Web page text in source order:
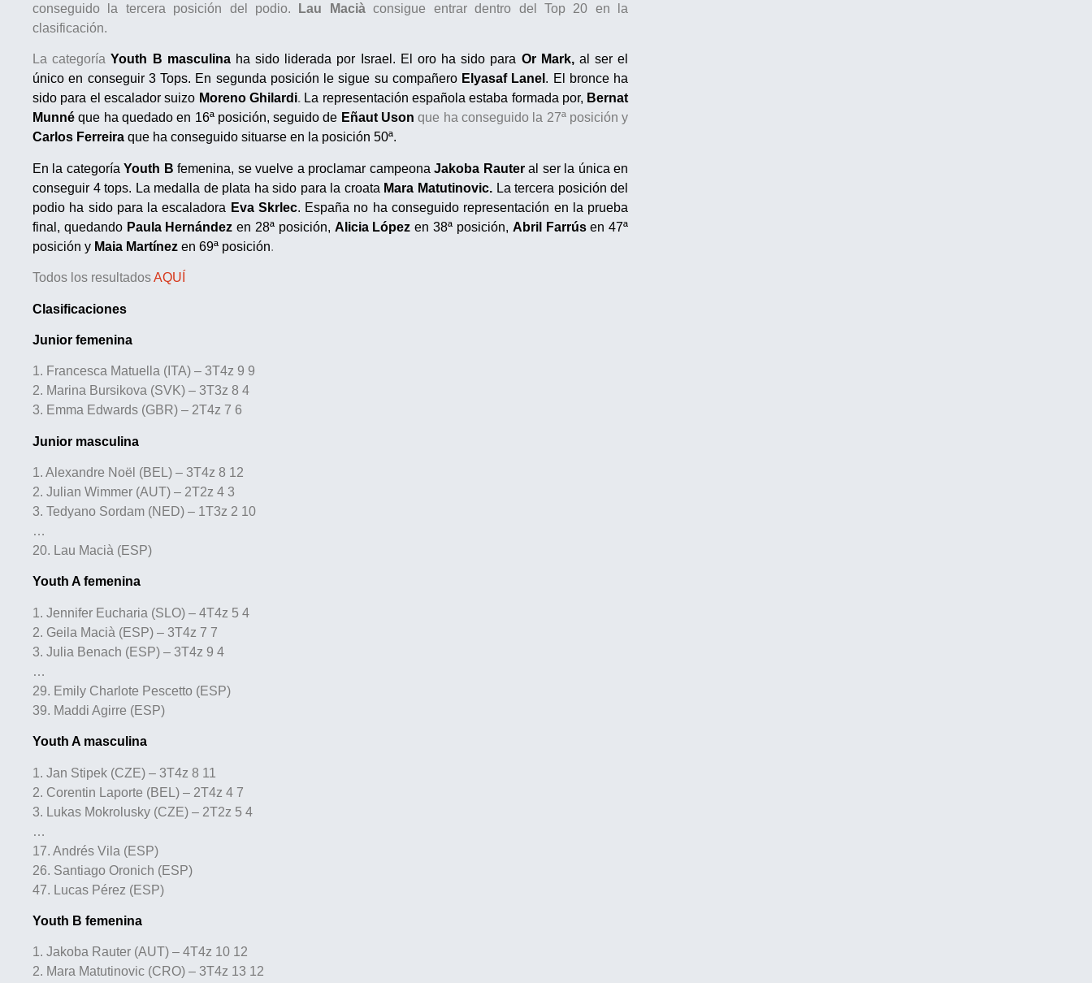
conseguido la tercera posición del podio.
Lau Maciàconsigue entrar dentro del Top 20 en la
clasificación.
La categoríaYouth B masculina ha sido liderada por Israel. El oro ha sido para Or Mark, al ser el
único en conseguir 3 Tops. En segunda posición le sigue su compañero Elyasaf Lanel . El bronce ha
sido para el escalador suizo Moreno Ghilardi.La representación española estaba formada por, Bernat
Munnéque ha quedado en 16ª posición, seguido de Eñaut Uson que ha conseguido la 27ª posición y
Carlos Ferreira que ha conseguido situarse en la posición 50ª.
En la categoría Youth B femenina, se vuelve a proclamar campeonaJakoba Rauteral ser la única en
conseguir 4 tops. La medalla de plata ha sido para la croata Mara Matutinovic. La tercera posición del
podio ha sido para la escaladora Eva Skrlec. España no ha conseguido representación en la prueba
final, quedando Paula Hernández en 28ª posición, Alicia López en 38ª posición, Abril Farrúsen 47ª
posición y Maia Martínez en 69ª posición.
Todos los resultadosAQUÍ
Clasificaciones
Junior femenina
1. Francesca Matuella (ITA) – 3T4z 9 9
2. Marina Bursikova (SVK) – 3T3z 8 4
3. Emma Edwards (GBR) – 2T4z 7 6
Junior masculina
1. Alexandre Noël (BEL) – 3T4z 8 12
2. Julian Wimmer (AUT) – 2T2z 4 3
3. Tedyano Sordam (NED) – 1T3z 2 10
…
20. Lau Macià (ESP)
Youth A femenina
1. Jennifer Eucharia (SLO) – 4T4z 5 4
2. Geila Macià (ESP) – 3T4z 7 7
3. Julia Benach (ESP) – 3T4z 9 4
…
29. Emily Charlote Pescetto (ESP)
39. Maddi Agirre (ESP)
Youth A masculina
1. Jan Stipek (CZE) – 3T4z 8 11
2. Corentin Laporte (BEL) – 2T4z 4 7
3. Lukas Mokrolusky (CZE) – 2T2z 5 4
…
17. Andrés Vila (ESP)
26. Santiago Oronich (ESP)
47. Lucas Pérez (ESP)
Youth B femenina
1. Jakoba Rauter (AUT) – 4T4z 10 12
2. Mara Matutinovic (CRO) – 3T4z 13 12